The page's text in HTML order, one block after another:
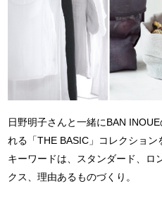
日野明子さんと一緒にBAN
れる「THE BASIC」コレクション
キーワードは、スタンダード、ロ
クス、理由あるものづくり。